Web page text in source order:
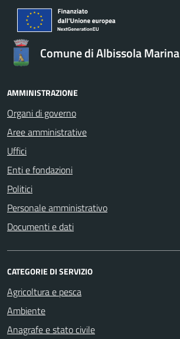
Comune di Albissola Marina
AMMINISTRAZIONE
Organi di governo
Aree amministrative
Uffici
Enti e fondazioni
Politici
Personale amministrativo
Documenti e dati
CATEGORIE DI SERVIZIO
Agricoltura e pesca
Ambiente
Anagrafe e stato civile